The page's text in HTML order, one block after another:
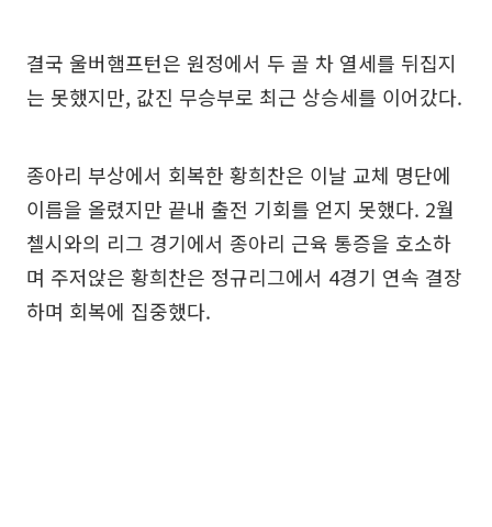
결국 울버햄프턴은 원정에서 두 골 차 열세를 뒤집지
는 못했지만, 값진 무승부로 최근 상승세를 이어갔다.
종아리 부상에서 회복한 황희찬은 이날 교체 명단에
이름을 올렸지만 끝내 출전 기회를 얻지 못했다. 2월
첼시와의 리그 경기에서 종아리 근육 통증을 호소하
며 주저앉은 황희찬은 정규리그에서 4경기 연속 결장
하며 회복에 집중했다.